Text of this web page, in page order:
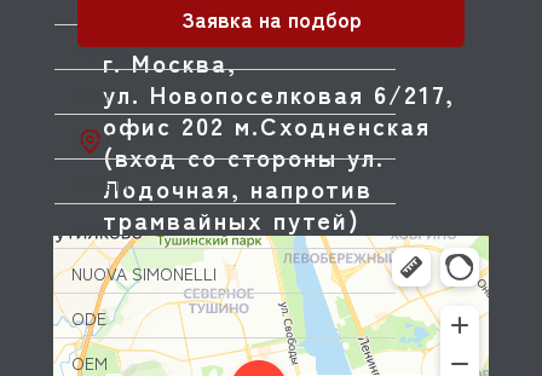
MUSSO
MVQ
NEMOX
NOPEIN
NUOVA SIMONELLI
ODE
OEM
г. Москва,
ул. Новопоселковая 6/217,
офис 202 м.Сходненская
(вход со стороны ул.
Лодочная, напротив
трамвайных путей)
Заявка на подбор